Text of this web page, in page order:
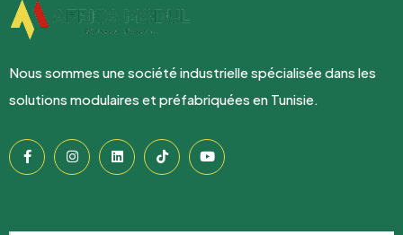
Nous sommes une société industrielle spécialisée dans les
solutions modulaires et préfabriquées en Tunisie.